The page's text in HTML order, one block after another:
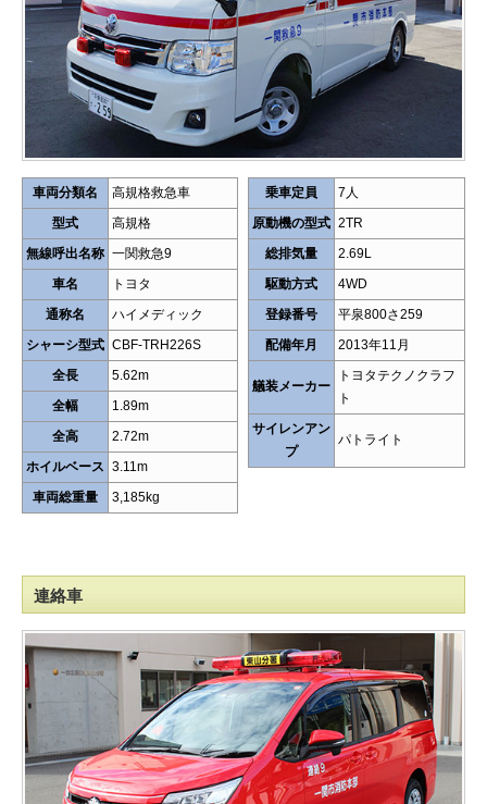
車両分類名
高規格救急車
型式
高規格
無線呼出名称 一関救急9
車名
トヨタ
通称名
ハイメディック
シャーシ型式 CBF-TRH226S
全長
5.62m
全幅
1.89m
全高
2.72m
ホイルベース 3.11m
車両総重量
3,185kg
乗車定員
7人
原動機の型式 2TR
総排気量
2.69L
駆動方式
4WD
登録番号
平泉800さ259
配備年月
2013年11月
艤装メーカー
トヨタテクノクラフ
ト
サイレンアン
プ
パトライト
連絡車